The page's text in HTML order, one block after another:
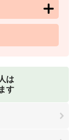
は
す